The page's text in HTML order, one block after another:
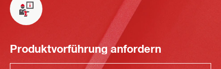
Produktvorführung anfordern